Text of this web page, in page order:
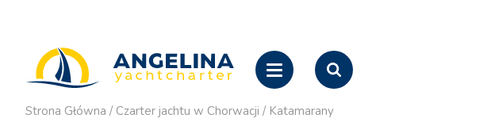
Strona Główna / Czarter jachtu w Chorwacji / Katamarany